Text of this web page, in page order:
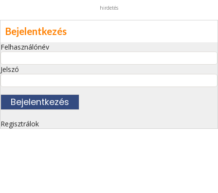
hirdetés
Bejelentkezés
Felhasználónév
Jelszó
Regisztrálok